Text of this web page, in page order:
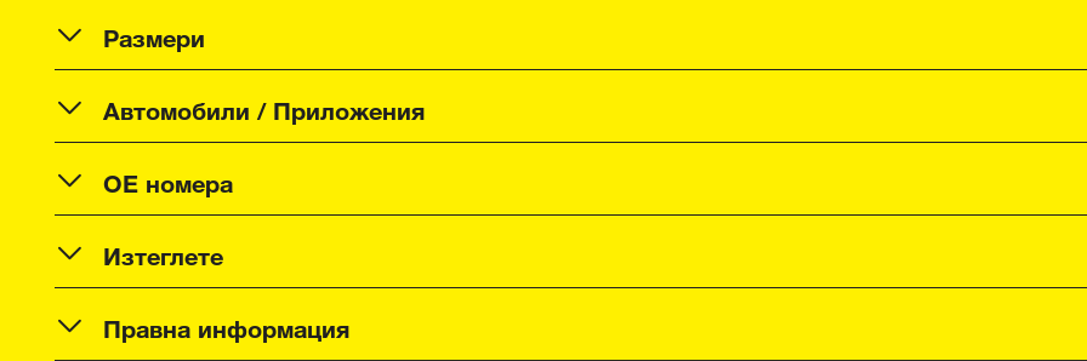
Размери
Автомобили / Приложения
OE номера
Изтеглете
Правна информация